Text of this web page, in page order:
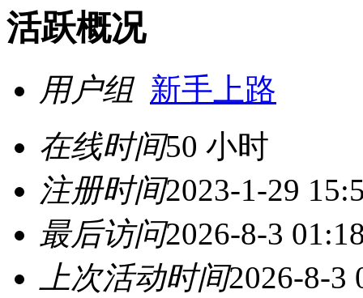
活跃概况
用户组 新手上路
在线时间50 小时
注册时间2023-1-29
最后访问2026-8-3
上次活动时间2026-8-3